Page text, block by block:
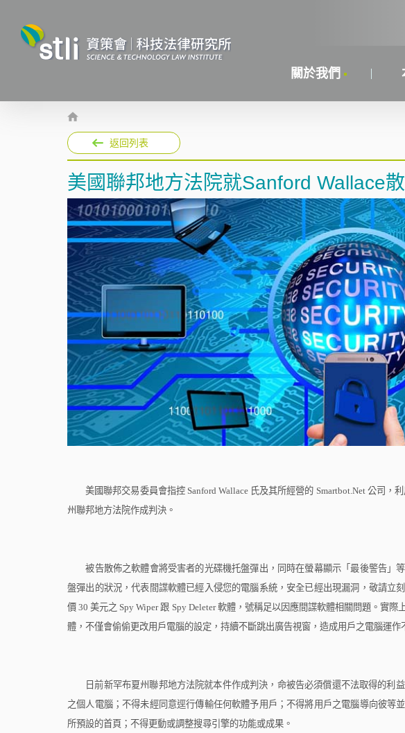
關於我們
返回列表
美國聯邦地方法院就Sanford Wallace
美國聯邦交易委員會指控Sanford Wallace 氏及其所經營的 Smartbot.Net 公司，利
州聯邦地方法院作成判決。
被告散佈之軟體會將受害者的光碟機托盤彈出，同時在螢幕顯示「最後警告」
盤彈出的狀況，代表間諜軟體已經入侵您的電腦系統，安全已經出現漏洞，敬請立
價 30美元之 Spy Wiper 跟 Spy Deleter軟體，號稱足以因應間諜軟體相關問題。實際
體，不僅會偷偷更改用戶電腦的設定，持續不斷跳出廣告視窗，造成用戶之電腦運
日前新罕布夏州聯邦地方法院就本件作成判決，命被告必須償還不法取得的利
之個人電腦；不得未經同意逕行傳輸任何軟體予用戶；不得將用戶之電腦導向彼等
所預設的首頁；不得更動或調整搜尋引擎的功能或成果。